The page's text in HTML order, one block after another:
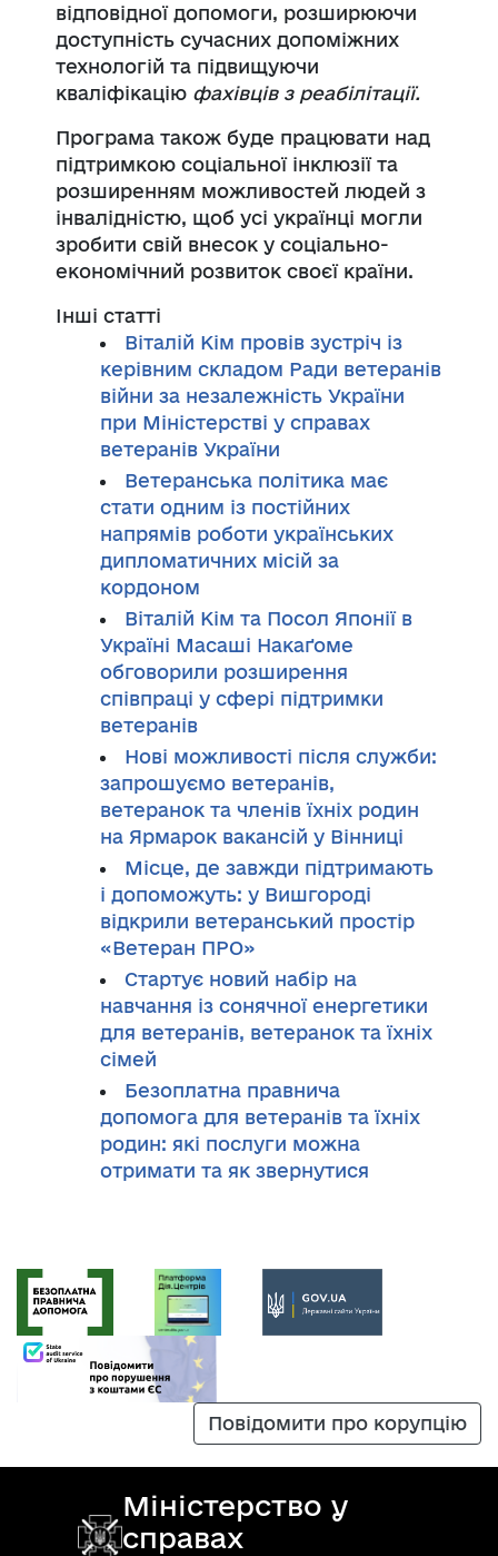
відповідної допомоги, розширюючи
доступність сучасних допоміжних
технологій та підвищуючи
кваліфікацію фахівців з реабілітації.
Програма також буде працювати над
підтримкою соціальної інклюзії та
розширенням можливостей людей з
інвалідністю, щоб усі українці могли
зробити свій внесок у соціально-
економічний розвиток своєї країни.
Інші статті
Віталій Кім провів зустріч із
керівним складом Ради ветеранів
війни за незалежність України
при Міністерстві у справах
ветеранів України
Ветеранська політика має
стати одним із постійних
напрямів роботи українських
дипломатичних місій за
кордоном
Віталій Кім та Посол Японії в
Україні Масаші Накаґоме
обговорили розширення
співпраці у сфері підтримки
ветеранів
Нові можливості після служби:
запрошуємо ветеранів,
ветеранок та членів їхніх родин
на Ярмарок вакансій у Вінниці
Місце, де завжди підтримають
і допоможуть: у Вишгороді
відкрили ветеранський простір
«Ветеран ПРО»
Стартує новий набір на
навчання із сонячної енергетики
для ветеранів, ветеранок та їхніх
сімей
Безоплатна правнича
допомога для ветеранів та їхніх
родин: які послуги можна
отримати та як звернутися
Повідомити про корупцію
Міністерство у
справах